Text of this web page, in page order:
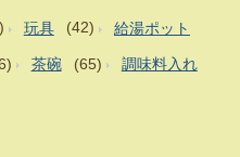
玩具 (42) 給湯ポット
茶碗 (65) 調味料入れ